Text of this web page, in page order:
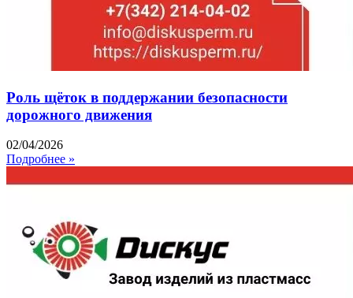
Роль щёток в поддержании безопасности
дорожного движения
02/04/2026
Подробнее »